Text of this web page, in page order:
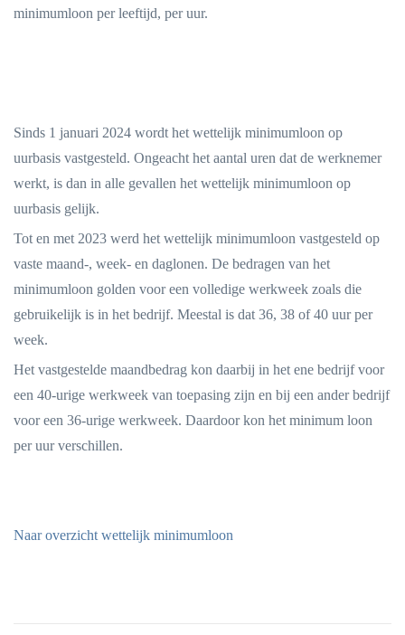
minimumloon per leeftijd, per uur.
Sinds 1 januari 2024 wordt het wettelijk minimumloon op
uurbasis vastgesteld. Ongeacht het aantal uren dat de werknemer
werkt, is dan in alle gevallen het wettelijk minimumloon op
uurbasis gelijk.
Tot en met 2023 werd het wettelijk minimumloon vastgesteld op
vaste maand-, week- en daglonen. De bedragen van het
minimumloon golden voor een volledige werkweek zoals die
gebruikelijk is in het bedrijf. Meestal is dat 36, 38 of 40 uur per
week.
Het vastgestelde maandbedrag kon daarbij in het ene bedrijf voor
een 40-urige werkweek van toepasing zijn en bij een ander bedrijf
voor een 36-urige werkweek. Daardoor kon het minimum loon
per uur verschillen.
Naar overzicht wettelijk minimumloon